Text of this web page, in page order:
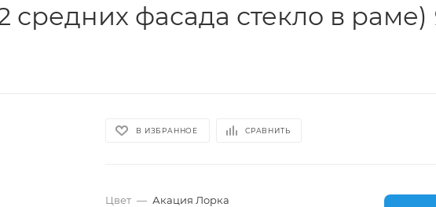
фасада стекло в раме)
В ИЗБРАННОЕ СРАВНИТЬ
Цвет — Акация Лорка